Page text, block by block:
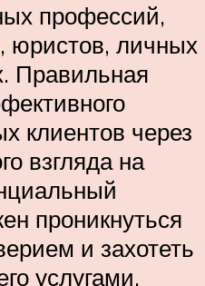
профессий,
юристов, личных
Правильная
клиентов через
взгляда на
проникнуться
и захотеть
услугами.